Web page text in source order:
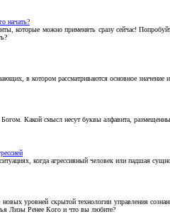
начать?
которые можно применять сразу сейчас!
в котором рассматриваются основное
Какой смысл несут буквы алфавита,
когда агрессивный человек или падшая
уровней скрытой технологии управления
Лизы Ренее Кого и что вы любите?